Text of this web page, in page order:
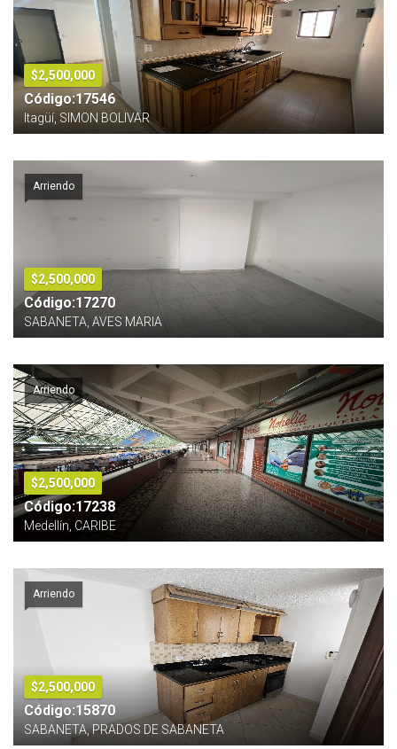
$2,500,000
Código:17546
Itagüí, SIMON BOLIVAR
Arriendo
$2,500,000
Código:17270
SABANETA, AVES MARIA
Arriendo
$2,500,000
Código:17238
Medellín, CARIBE
Arriendo
$2,500,000
Código:15870
SABANETA, PRADOS DE SABANETA